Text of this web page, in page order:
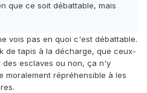
que ce soit débattable, mais
vois pas en quoi c'est débattable.
de tapis à la décharge, que ceux-
esclaves ou non, ça n'y
moralement répréhensible à les